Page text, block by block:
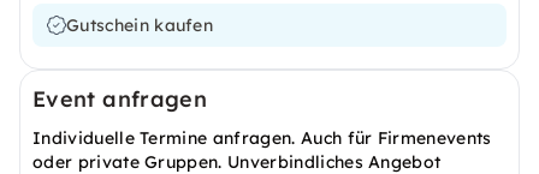
Gutschein kaufen
Event anfragen
Individuelle Termine anfragen. Auch für Firmenevents
oder private Gruppen. Unverbindliches Angebot